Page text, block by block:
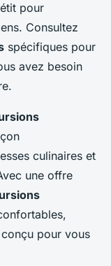
pour
Consultez
spécifiques pour
avez besoin
culinaires et
une offre
pour vous